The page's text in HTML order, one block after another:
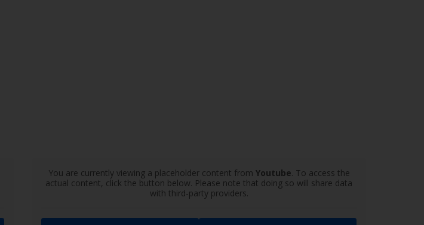
You are currently viewing a placeholder content from Youtube. To access the
actual content, click the button below. Please note that doing so will share data
with third-party providers.